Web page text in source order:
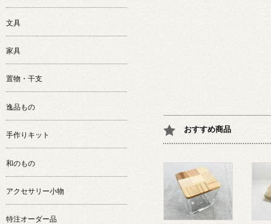
おすすめ商品
文具
家具
置物・干支
逸品もの
手作りキット
和のもの
アクセサリー小物
特注オーダー品